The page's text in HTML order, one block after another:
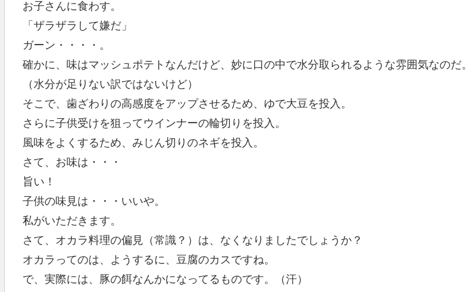
お子さんに食わす。
「ザラザラして嫌だ」
ガーン・・・・。
確かに、味はマッシュポテトなんだけど、妙に口の中で水分取られるような雰囲気なのだ。
（水分が足りない訳ではないけど）
そこで、歯ざわりの高感度をアップさせるため、ゆで大豆を投入。
さらに子供受けを狙ってウインナーの輪切りを投入。
風味をよくするため、みじん切りのネギを投入。
さて、お味は・・・
旨い！
子供の味見は・・・いいや。
私がいただきます。
さて、オカラ料理の偏見（常識？）は、なくなりましたでしょうか？
オカラってのは、ようするに、豆腐のカスですね。
で、実際には、豚の餌なんかになってるものです。（汗）